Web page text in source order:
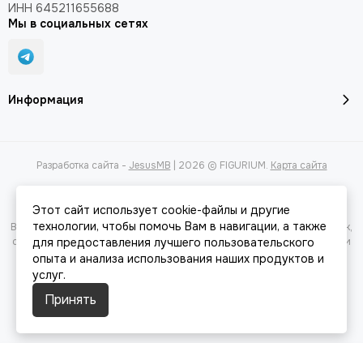
Информация
ИНН 645211655688
Мы в социальных сетях
Разработка сайта - JesusMB | 2026 © FIGURIUM. Карта сайта
Вся представленная на сайте информация, касающаяся характеристик,
стоимости товаров и услуг, носит информационный характер и ни при
каких условиях не является публичной офертой, определяемой
положениями Статьи 437(2) Гражданского кодекса РФ.
Этот сайт использует cookie-файлы и другие
технологии, чтобы помочь Вам в навигации, а также
для предоставления лучшего пользовательского
опыта и анализа использования наших продуктов и
услуг.
Принять